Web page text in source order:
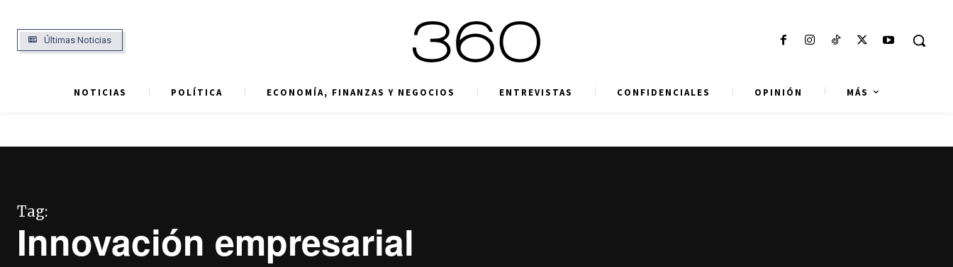
Últimas Noticias
NOTICIAS POLÍTICA ECONOMÍA, FINANZAS Y NEGOCIOS ENTREVISTAS CONFIDENCIALES OPINIÓN MÁS
Tag:
Innovación empresarial